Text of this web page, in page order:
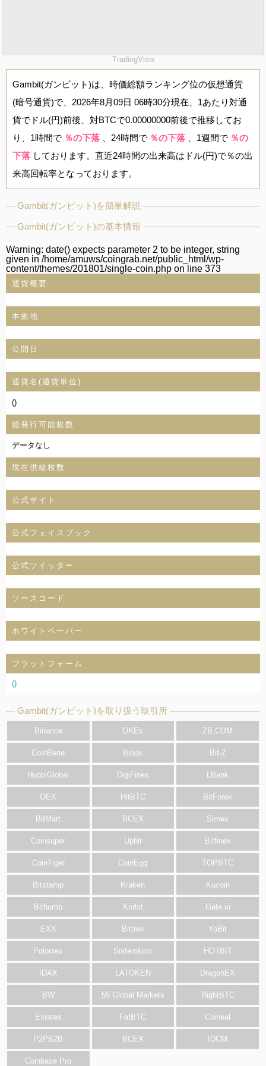
TradingView
Gambit(ガンビット)は、時価総額ランキング位の仮想通貨
(暗号通貨)で、2026年8月09日 06時30分現在、1あたり対通
貨でドル(円)前後、対BTCで0.00000000前後で推移してお
り、1時間で ％の下落 、24時間で ％の下落 、1週間で ％の
下落 しております。直近24時間の出来高はドル(円)で％の出
来高回転率となっております。
Gambit(ガンビット)を簡単解説
Gambit(ガンビット)の基本情報
Warning: date() expects parameter 2 to be integer, string
given in /home/amuws/coingrab.net/public_html/wp-
content/themes/201801/single-coin.php on line 373
通貨概要
本拠地
公開日
通貨名(通貨単位)
()
総発行可能枚数
データなし
現在供給枚数
公式サイト
公式フェイスブック
公式ツイッター
ソースコード
ホワイトペーパー
プラットフォーム
()
Gambit(ガンビット)を取り扱う取引所
Binance OKEx ZB.COM
CoinBene Bibox Bit-Z
HuobiGlobal DigiFinex LBank
OEX HitBTC BitForex
BitMart BCEX Simex
Coinsuper Upbit Bitfinex
CoinTiger CoinEgg TOPBTC
Bitstamp Kraken Kucoin
Bithumb Korbit Gate.io
EXX Bittrex YoBit
Poloniex Sistemkoin HOTBIT
IDAX LATOKEN DragonEX
BW 55 Global Markets RightBTC
Exrates FatBTC Coineal
P2PB2B BCEX IDCM
Coinbase Pro